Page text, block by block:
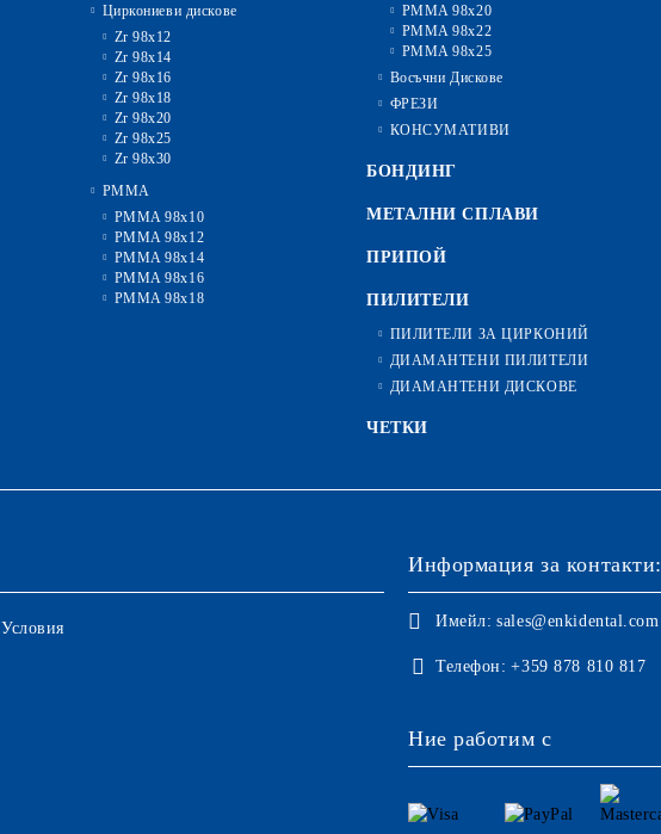
Циркониеви дискове
Zr 98x12
Zr 98x14
Zr 98x16
Zr 98x18
Zr 98x20
Zr 98x25
Zr 98x30
PMMA
PMMA 98x10
PMMA 98x12
PMMA 98x14
PMMA 98x16
PMMA 98x18
PMMA 98x20
PMMA 98x22
PMMA 98x25
Восъчни Дискове
ФРЕЗИ
КОНСУМАТИВИ
БОНДИНГ
МЕТАЛНИ СПЛАВИ
ПРИПОЙ
ПИЛИТЕЛИ
ПИЛИТЕЛИ ЗА ЦИРКОНИЙ
ДИАМАНТЕНИ ПИЛИТЕЛИ
ДИАМАНТЕНИ ДИСКОВЕ
ЧЕТКИ
Условия
Информация за контакти:
Имейл: sales@enkidental.com
Телефон: +359 878 810 817
Ние работим с